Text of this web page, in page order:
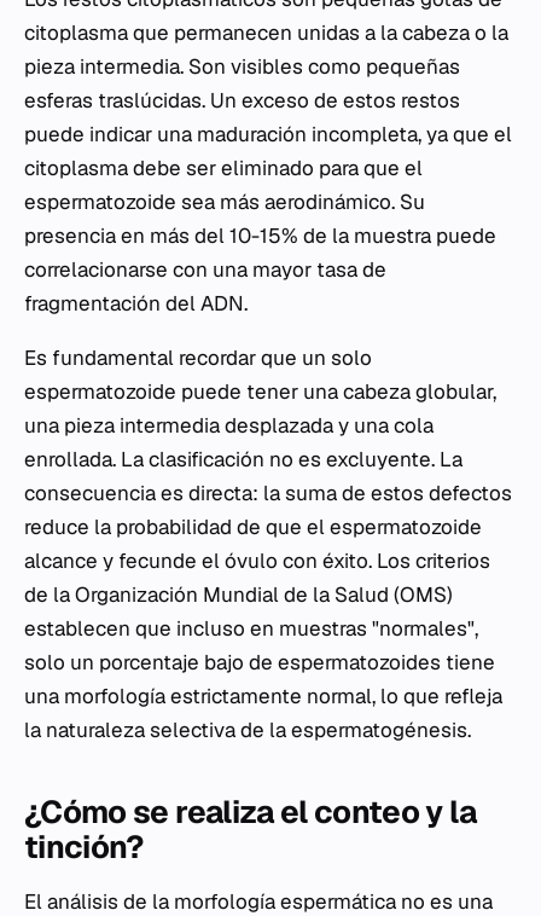
citoplasma que permanecen unidas a la cabeza o la
pieza intermedia. Son visibles como pequeñas
esferas traslúcidas. Un exceso de estos restos
puede indicar una maduración incompleta, ya que el
citoplasma debe ser eliminado para que el
espermatozoide sea más aerodinámico. Su
presencia en más del 10-15% de la muestra puede
correlacionarse con una mayor tasa de
fragmentación del ADN.
Es fundamental recordar que un solo
espermatozoide puede tener una cabeza globular,
una pieza intermedia desplazada y una cola
enrollada. La clasificación no es excluyente. La
consecuencia es directa: la suma de estos defectos
reduce la probabilidad de que el espermatozoide
alcance y fecunde el óvulo con éxito. Los criterios
de la Organización Mundial de la Salud (OMS)
establecen que incluso en muestras "normales",
solo un porcentaje bajo de espermatozoides tiene
una morfología estrictamente normal, lo que refleja
la naturaleza selectiva de la espermatogénesis.
¿Cómo se realiza el conteo y la
tinción?
El análisis de la morfología espermática no es una